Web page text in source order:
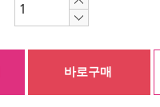
바로구매